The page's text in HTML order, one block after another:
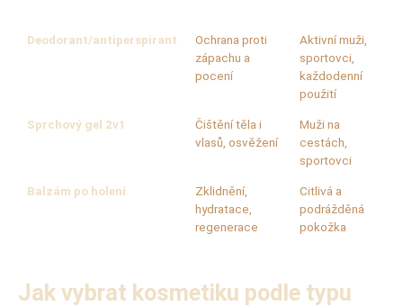
Deodorant/antiperspirant
Ochrana proti
zápachu a
pocení
Aktivní muži,
sportovci,
každodenní
použití
Sprchový gel 2v1
Čištění těla i
vlasů, osvěžení
Muži na
cestách,
sportovci
Balzám po holení
Zklidnění,
hydratace,
regenerace
Citlivá a
podrážděná
pokožka
Jak vybrat kosmetiku podle typu